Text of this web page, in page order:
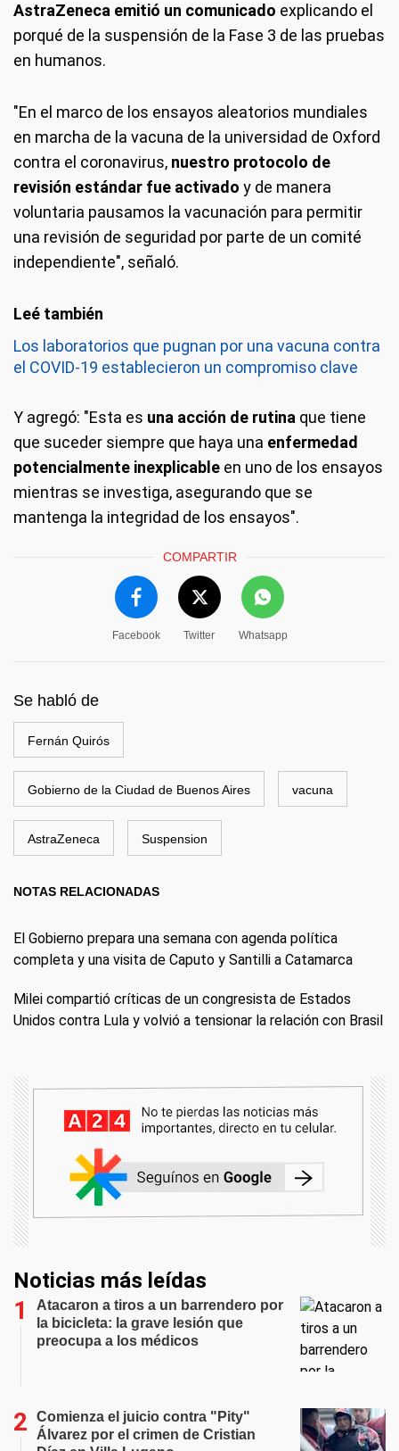
AstraZeneca emitió un comunicado explicando el
porqué de la suspensión de la Fase 3 de las pruebas
en humanos.
"En el marco de los ensayos aleatorios mundiales
en marcha de la vacuna de la universidad de Oxford
contra el coronavirus, nuestro protocolo de
revisión estándar fue activado y de manera
voluntaria pausamos la vacunación para permitir
una revisión de seguridad por parte de un comité
independiente", señaló.
Los laboratorios que pugnan por una vacuna contra
el COVID-19 establecieron un compromiso clave
Y agregó: "Esta es una acción de rutina que tiene
que suceder siempre que haya una enfermedad
potencialmente inexplicable en uno de los ensayos
mientras se investiga, asegurando que se
mantenga la integridad de los ensayos".
COMPARTIR
Facebook Twitter Whatsapp
Se habló de
Fernán Quirós
Gobierno de la Ciudad de Buenos Aires vacuna
AstraZeneca Suspension
NOTAS RELACIONADAS
El Gobierno prepara una semana con agenda política
completa y una visita de Caputo y Santilli a Catamarca
Milei compartió críticas de un congresista de Estados
Unidos contra Lula y volvió a tensionar la relación con Brasil
Noticias más leídas
Atacaron a tiros a un barrendero por
la bicicleta: la grave lesión que
preocupa a los médicos
Comienza el juicio contra "Pity"
Álvarez por el crimen de Cristian